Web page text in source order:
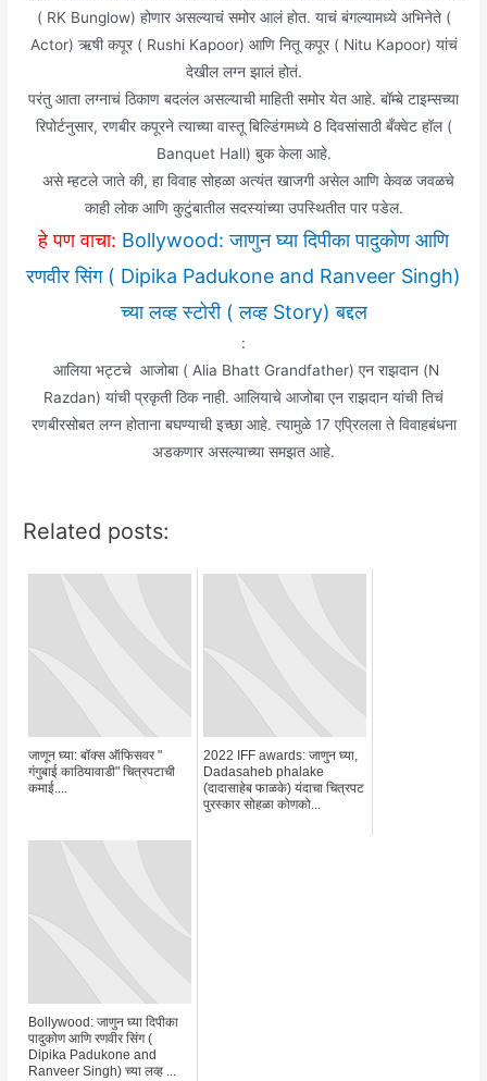
( RK Bunglow) होणार असल्याचं समोर आलं होत. याचं बंगल्यामध्ये अभिनेते (
Actor) ऋषी कपूर ( Rushi Kapoor) आणि नितू कपूर ( Nitu Kapoor) यांचं
देखील लग्न झालं होतं.
परंतु आता लग्नाचं ठिकाण बदलंल असल्याची माहिती समोर येत आहे. बॉम्बे टाइम्सच्या
रिपोर्टनुसार, रणबीर कपूरने त्याच्या वास्तू बिल्डिंगमध्ये 8 दिवसांसाठी बँक्वेट हॉल (
Banquet Hall) बुक केला आहे.
असे म्हटले जाते की, हा विवाह सोहळा अत्यंत खाजगी असेल आणि केवळ जवळचे
काही लोक आणि कुटुंबातील सदस्यांच्या उपस्थितीत पार पडेल.
हे पण वाचा: Bollywood: जाणुन घ्या दिपीका पादुकोण आणि
रणवीर सिंग ( Dipika Padukone and Ranveer Singh)
च्या लव्ह स्टोरी ( लव्ह Story) बद्दल
:
आलिया भट्टचे आजोबा ( Alia Bhatt Grandfather) एन राझदान (N
Razdan) यांची प्रकृती ठिक नाही. आलियाचे आजोबा एन राझदान यांची तिचं
रणबीरसोबत लग्न होताना बघण्याची इच्छा आहे. त्यामुळे 17 एप्रिलला ते विवाहबंधना
अडकणार असल्याच्या समझत आहे.
Related posts:
जाणून घ्या: बॉक्स ऑफिसवर "
गंगुबाई काठियावाडी" चित्रपटाची
कमाई....
2022 IFF awards: जाणुन घ्या,
Dadasaheb phalake
(दादासाहेब फाळके) यंदाचा चित्रपट
पुरस्कार सोहळा कोणको...
Bollywood: जाणुन घ्या दिपीका
पादुकोण आणि रणवीर सिंग (
Dipika Padukone and
Ranveer Singh) च्या लव्ह ...